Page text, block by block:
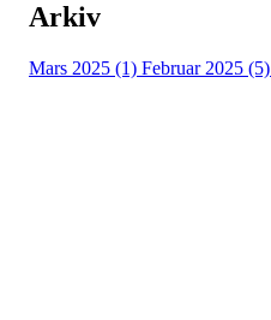
Arkiv
Mars 2025 (1) Februar 2025 (5)